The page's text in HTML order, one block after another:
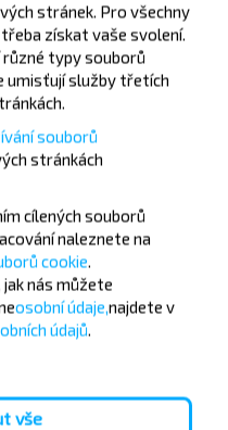
zajímavé nabídky
se k odběru
se
stránek. Pro všechny
získat vaše svolení.
typy souborů
umisťují služby třetích
souborů
stránkách
cílených souborů
naleznete na
cookie.
jak nás můžete
osobní údaje,najdete v
údajů.
vše